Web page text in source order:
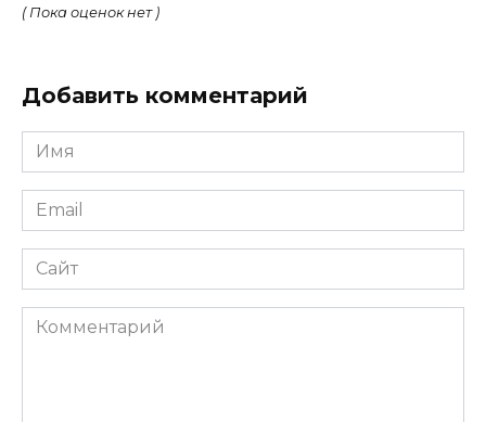
( Пока оценок нет )
Добавить комментарий
Имя
Email
Сайт
Комментарий